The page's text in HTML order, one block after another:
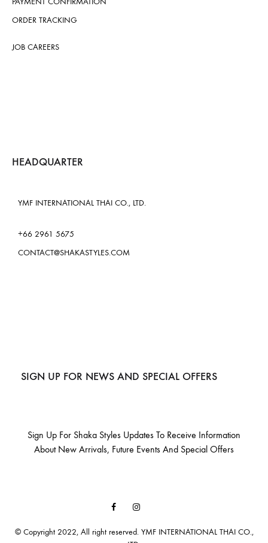
ORDER TRACKING
JOB CAREERS
HEADQUARTER
YMF INTERNATIONAL THAI CO., LTD.
+66 2961 5675
CONTACT@SHAKASTYLES.COM
SIGN UP FOR NEWS AND SPECIAL OFFERS
Sign Up For Shaka Styles Updates To Receive Information
About New Arrivals, Future Events And Special Offers
© Copyright 2022, All right reserved. YMF INTERNATIONAL THAI CO.,
FacebookInstagram